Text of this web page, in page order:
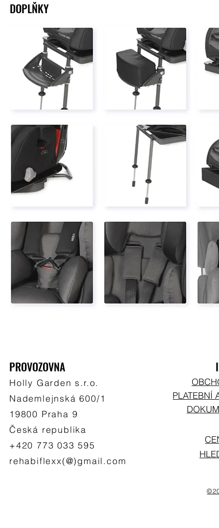
DOPLŇKY
PROVOZOVNA
Holly Garden s.r.o.
Nademlejnská 600/1
19800 Praha 9
Česká republika
+420 773 033 595
rehabiflexx(@)gmail.com
PLATEBNÍ